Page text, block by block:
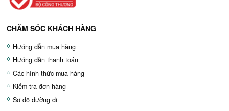
CHĂM SÓC KHÁCH HÀNG
Hướng dẫn mua hàng
Hướng dẫn thanh toán
Các hình thức mua hàng
Kiểm tra đơn hàng
Sơ đồ đường đi